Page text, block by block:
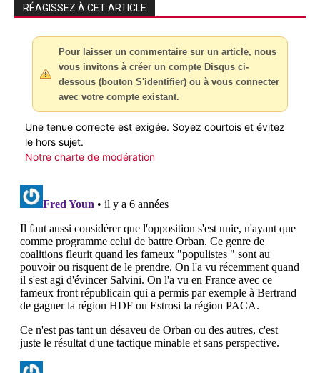
RÉAGISSEZ À CET ARTICLE
Pour laisser un commentaire sur un article, nous
vous invitons à créer un compte Disqus ci-
dessous (bouton S'identifier) ou à vous connecter
avec votre compte existant.
Une tenue correcte est exigée. Soyez courtois et évitez
le hors sujet.
Notre charte de modération